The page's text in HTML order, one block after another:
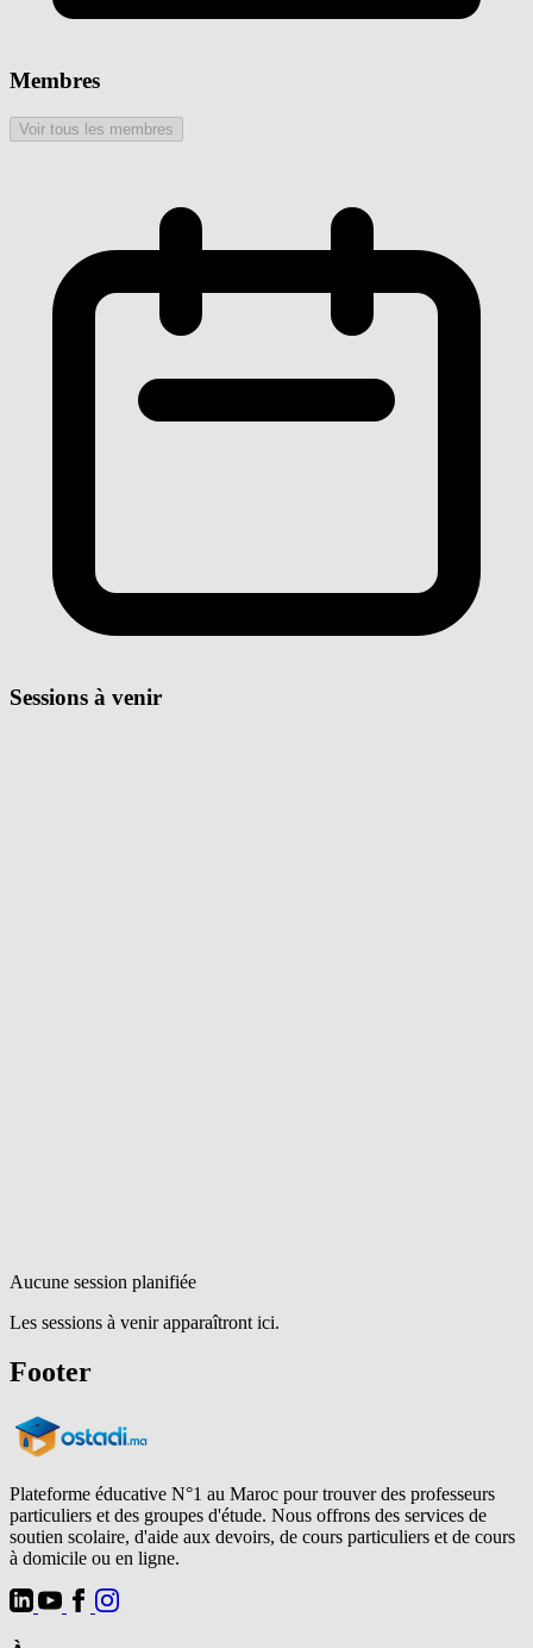
Membres
Voir tous les membres
Sessions à venir
Aucune session planifiée
Les sessions à venir apparaîtront ici.
Footer
Plateforme éducative N°1 au Maroc pour trouver des professeurs
particuliers et des groupes d'étude. Nous offrons des services de
soutien scolaire, d'aide aux devoirs, de cours particuliers et de cours
à domicile ou en ligne.